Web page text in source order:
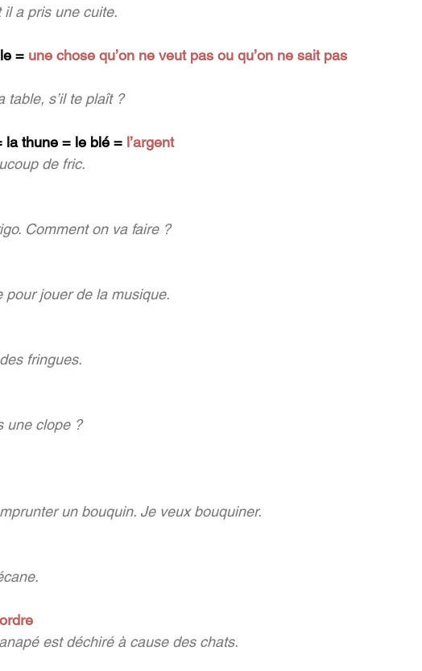
a pris une cuite.
= une chose qu’on ne veut pas ou qu’on ne sait pas
table, s’il te plaît ?
la thune = le blé = l’argent
de fric.
Comment on va faire ?
jouer de la musique.
fringues.
une clope ?
un bouquin. Je veux bouquiner.
est déchiré à cause des chats.